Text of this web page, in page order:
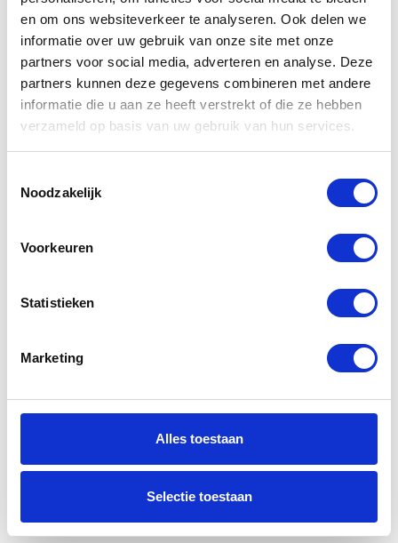
en om ons websiteverkeer te analyseren. Ook delen we
informatie over uw gebruik van onze site met onze
partners voor social media, adverteren en analyse. Deze
partners kunnen deze gegevens combineren met andere
informatie die u aan ze heeft verstrekt of die ze hebben
verzameld op basis van uw gebruik van hun services.
Noodzakelijk
Voorkeuren
Statistieken
Marketing
Alles toestaan
Selectie toestaan
Yamaha
Kuipruit XJ
600 S
€49,00
Kawasaki
Onderkuip
cowling ZX
900
€ 229,00
was:
€119,00
is:
Ecomaxx Bike
Fuel 4
650
€160,00